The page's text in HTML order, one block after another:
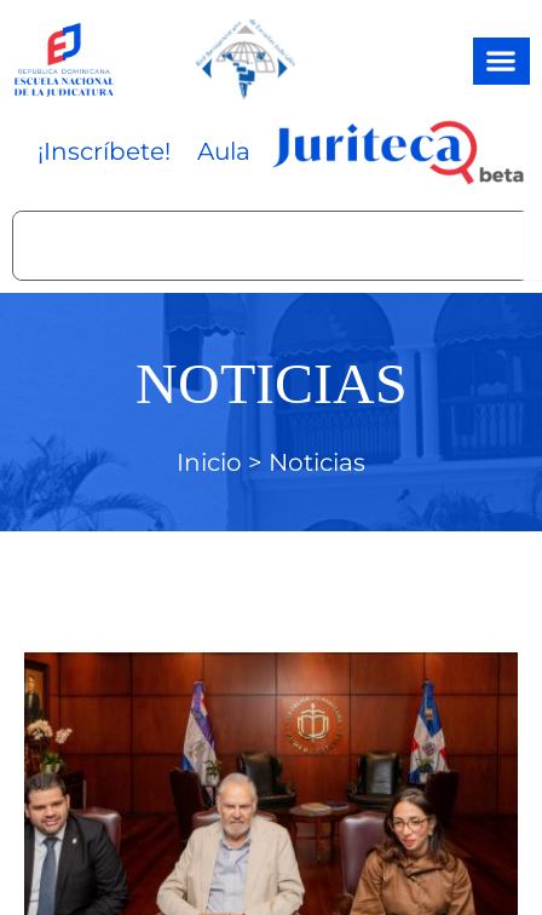
contenido
¡Inscríbete! Aula
Search
NOTICIAS
Inicio > Noticias
PagePagePagePagePage